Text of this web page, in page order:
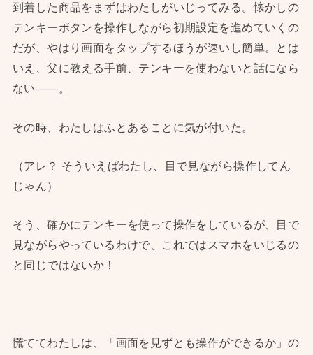
到着した商品をまずはわたしがいじってみる。懐かしの
テンキーボタンを操作しながら初期設定を進めていくの
だが、やはり画面をタップするほうが速いし簡単。とは
いえ、父に教える手前、テンキーを使わないと話になら
ない——。
その時、わたしはふとあることに気が付いた。
（アレ？ そういえばわたし、目で見ながら操作してん
じゃん）
そう、確かにテンキーを使って操作をしているが、目で
見ながらやっているわけで、これではスマホをいじるの
と同じではないか！
慌ててわたしは、「画面を見ずとも操作ができるか」の